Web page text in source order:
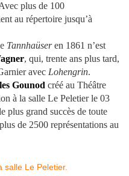
plus de 100
au répertoire jusqu’à
Tannhaüseren 1861 n’est
, qui, trente ans plus tard,
avec Lohengrin.
Gounod créé au Théâtre
à la salle Le Peletier le 03
plus grand succès de toute
de 2500 représentations au